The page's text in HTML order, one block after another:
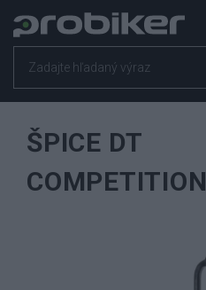
ŠPICE DT
COMPETITION